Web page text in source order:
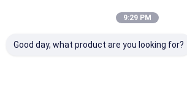
9:29 PM
Good day, what product are you looking for?